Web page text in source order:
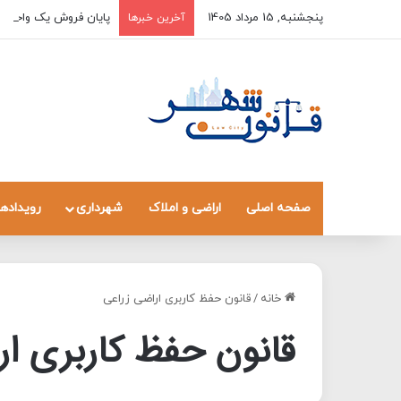
پنجشنبه, 15 مرداد 1405 آخرین خبرها پایان فروش یک واحد به
صفحه اصلی اراضی و املاک شهرداری
خانه /قانون حفظ کاربری اراضی زراعی
قانون حفظ کاربری